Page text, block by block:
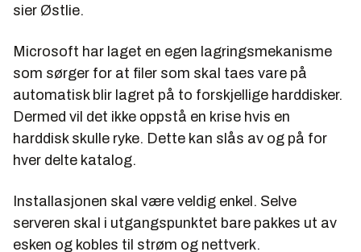
sier Østlie.
Microsoft har laget en egen lagringsmekanisme
som sørger for at filer som skal taes vare på
automatisk blir lagret på to forskjellige harddisker.
Dermed vil det ikke oppstå en krise hvis en
harddisk skulle ryke. Dette kan slås av og på for
hver delte katalog.
Installasjonen skal være veldig enkel. Selve
serveren skal i utgangspunktet bare pakkes ut av
esken og kobles til strøm og nettverk.